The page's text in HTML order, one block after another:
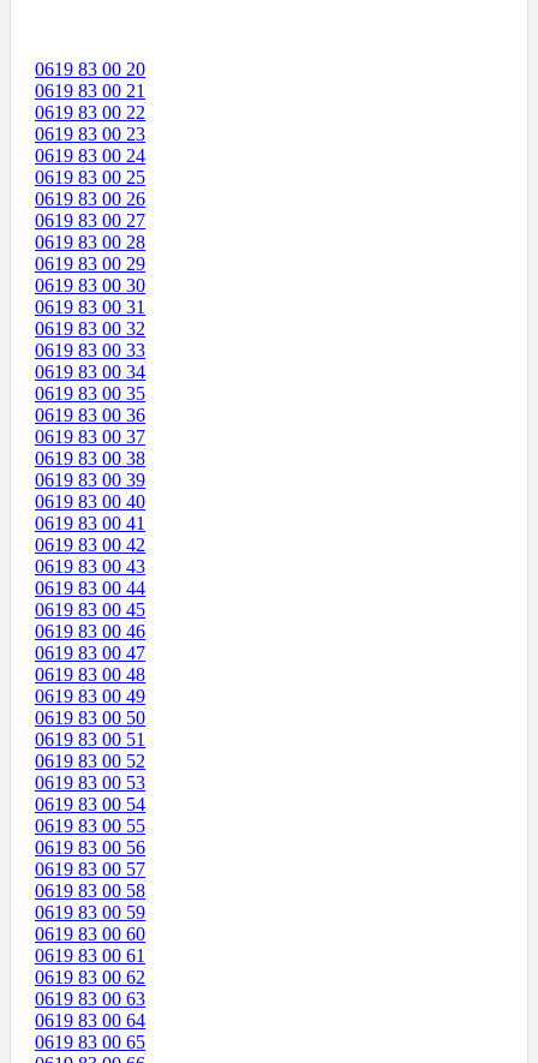
0619 83 00 20
0619 83 00 21
0619 83 00 22
0619 83 00 23
0619 83 00 24
0619 83 00 25
0619 83 00 26
0619 83 00 27
0619 83 00 28
0619 83 00 29
0619 83 00 30
0619 83 00 31
0619 83 00 32
0619 83 00 33
0619 83 00 34
0619 83 00 35
0619 83 00 36
0619 83 00 37
0619 83 00 38
0619 83 00 39
0619 83 00 40
0619 83 00 41
0619 83 00 42
0619 83 00 43
0619 83 00 44
0619 83 00 45
0619 83 00 46
0619 83 00 47
0619 83 00 48
0619 83 00 49
0619 83 00 50
0619 83 00 51
0619 83 00 52
0619 83 00 53
0619 83 00 54
0619 83 00 55
0619 83 00 56
0619 83 00 57
0619 83 00 58
0619 83 00 59
0619 83 00 60
0619 83 00 61
0619 83 00 62
0619 83 00 63
0619 83 00 64
0619 83 00 65